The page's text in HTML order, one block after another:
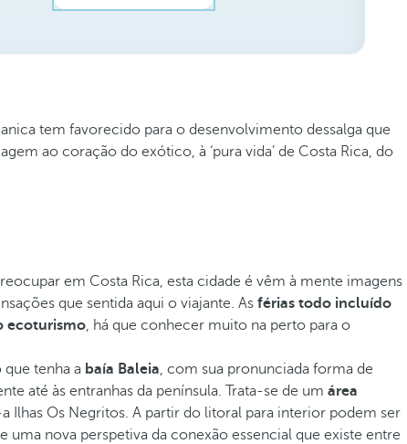
tem favorecido para o desenvolvimento dessalga que
ao coração do exótico, à ‘pura vida’ de Costa Rica, do
em Costa Rica, esta cidade é vêm à mente imagens
que sentida aqui o viajante. As férias todo incluído
ecoturismo, há que conhecer muito na perto para o
tenha a baía Baleia, com sua pronunciada forma de
até às entranhas da península. Trata-se de um área
Ilhas Os Negritos. A partir do litoral para interior podem ser
nova perspetiva da conexão essencial que existe entre